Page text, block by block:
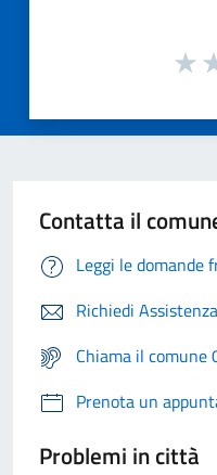
Contatta il
Leggi le domande
Richiedi Assistenza
Chiama il
Prenota un
Problemi in città